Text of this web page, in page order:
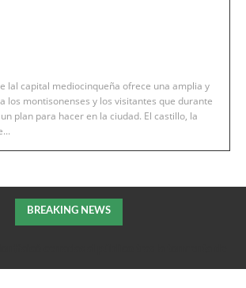
lal capital mediocinqueña ofrece una amplia y
los montisonenses y los visitantes que durante
plan para hacer en la ciudad. El castillo, la
BREAKING NEWS